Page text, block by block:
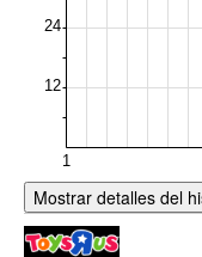
Mostrar detalles del